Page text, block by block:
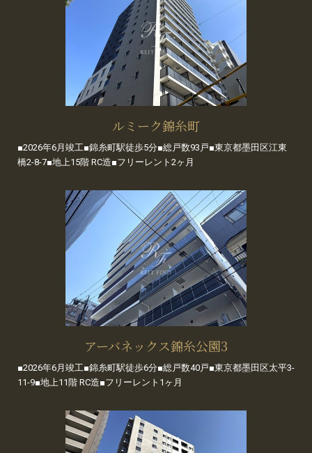
ルミーク錦糸町
■2026年6月竣工■錦糸町駅徒歩5分■総戸数93戸■東京都墨田区江東
橋2-8-7■地上15階 RC造■フリーレント2ヶ月
アーバネックス錦糸公園3
■2026年6月竣工■錦糸町駅徒歩6分■総戸数40戸■東京都墨田区太平3-
11-9■地上11階 RC造■フリーレント1ヶ月